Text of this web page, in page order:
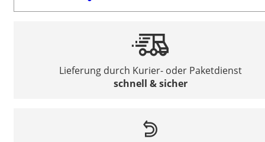
Lieferung durch Kurier- oder Paketdienst
schnell & sicher